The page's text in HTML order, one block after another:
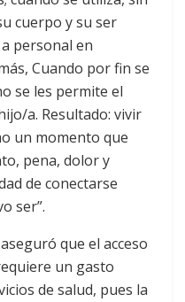
cuerpo y su ser
personal en
Cuando por fin se
se les permite el
a. Resultado: vivir
un momento que
pena, dolor y
de conectarse
ser”.
que el acceso
un gasto
de salud, pues la